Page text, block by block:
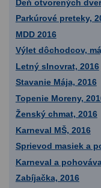
Deň otvorených
Parkúrové preteky,
MDD 2016
Výlet dôchodcov,
Letný slnovrat, 2016
Stavanie Mája, 2016
Topenie Moreny,
Ženský chmat, 2016
Karneval MŠ, 2016
Sprievod masiek a
Karneval a
Zabíjačka, 2016